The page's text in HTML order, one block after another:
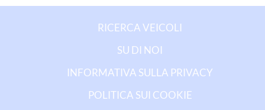
RICERCA VEICOLI
SU DI NOI
INFORMATIVA SULLA PRIVACY
POLITICA SUI COOKIE